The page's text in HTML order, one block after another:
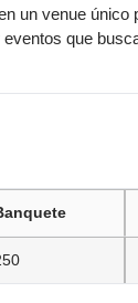
un venue
que